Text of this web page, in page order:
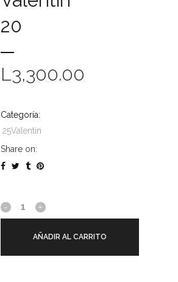
20
L3,300.00
Categoría:
25Valentin
Share on:
25
AÑADIR AL CARRITO